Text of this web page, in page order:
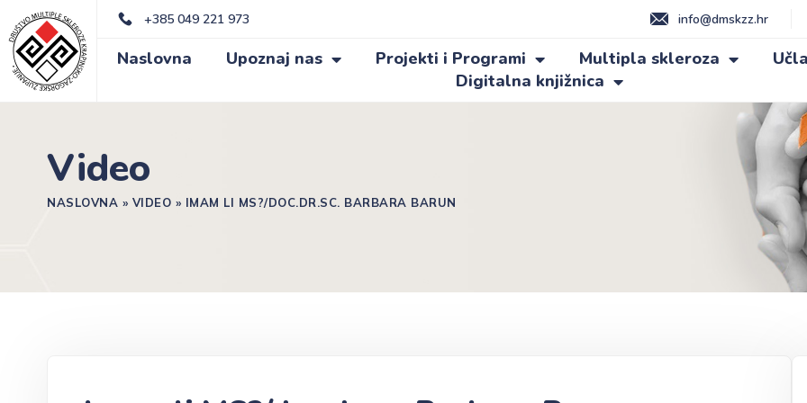
+385 049 221 973 info@dmskzz.hr
Naslovna Upoznaj nas Projekti i Programi Multipla skleroza
Digitalna knjižnica
Video
NASLOVNA » VIDEO » IMAM LI MS?/DOC.DR.SC. BARBARA BARUN